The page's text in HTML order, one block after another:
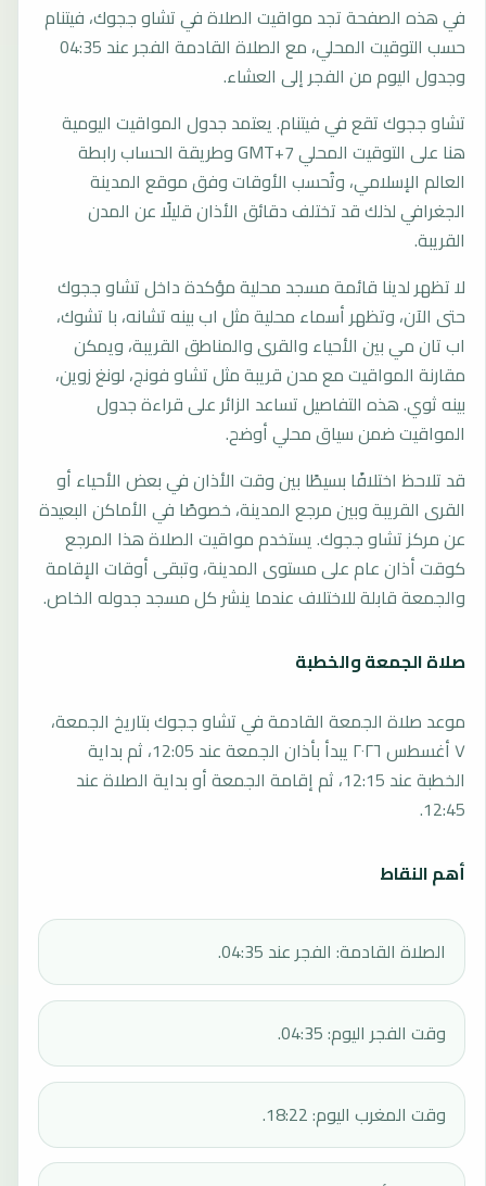
في هذه الصفحة تجد مواقيت الصلاة في تشاو ججوك، فيتنام
حسب التوقيت المحلي، مع الصلاة القادمة الفجر عند 04:35
وجدول اليوم من الفجر إلى العشاء.
تشاو ججوك تقع في فيتنام. يعتمد جدول المواقيت اليومية
هنا على التوقيت المحلي GMT+7 وطريقة الحساب رابطة
العالم الإسلامي، وتُحسب الأوقات وفق موقع المدينة
الجغرافي لذلك قد تختلف دقائق الأذان قليلًا عن المدن
القريبة.
لا تظهر لدينا قائمة مسجد محلية مؤكدة داخل تشاو ججوك
حتى الآن، وتظهر أسماء محلية مثل اب بينه تشانه، با تشوك،
اب تان مي بين الأحياء والقرى والمناطق القريبة، ويمكن
مقارنة المواقيت مع مدن قريبة مثل تشاو فونج، لونغ زوين،
بينه ثوي. هذه التفاصيل تساعد الزائر على قراءة جدول
المواقيت ضمن سياق محلي أوضح.
قد تلاحظ اختلافًا بسيطًا بين وقت الأذان في بعض الأحياء أو
القرى القريبة وبين مرجع المدينة، خصوصًا في الأماكن البعيدة
عن مركز تشاو ججوك. يستخدم مواقيت الصلاة هذا المرجع
كوقت أذان عام على مستوى المدينة، وتبقى أوقات الإقامة
والجمعة قابلة للاختلاف عندما ينشر كل مسجد جدوله الخاص.
صلاة الجمعة والخطبة
موعد صلاة الجمعة القادمة في تشاو ججوك بتاريخ الجمعة،
٧ أغسطس ٢٠٢٦ يبدأ بأذان الجمعة عند 12:05، ثم بداية
الخطبة عند 12:15، ثم إقامة الجمعة أو بداية الصلاة عند
12:45.
أهم النقاط
الصلاة القادمة: الفجر عند 04:35.
وقت الفجر اليوم: 04:35.
وقت المغرب اليوم: 18:22.